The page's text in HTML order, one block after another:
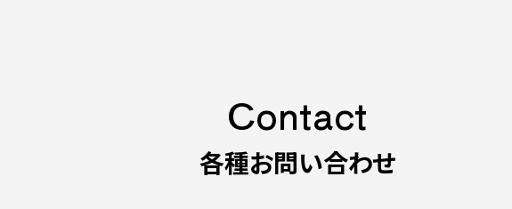
Contact
各種お問い合わせ